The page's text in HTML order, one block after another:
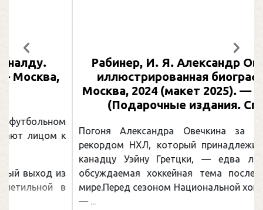
Рабинер, И. Я. Александр Овечкин :
иллюстрированная биография. —
Москва, 2024 (макет 2025). — 133, [2] с.
(Подарочные издания. Спорт)
Погоня Александра Овечкина за снайперским
рекордом НХЛ, который принадлежит великому
канадцу Уэйну Гретцки, — едва ли не самая
обсуждаемая хоккейная тема последних лет в
мире.Перед сезоном Национальной хоккейной лиги
Предыдущий